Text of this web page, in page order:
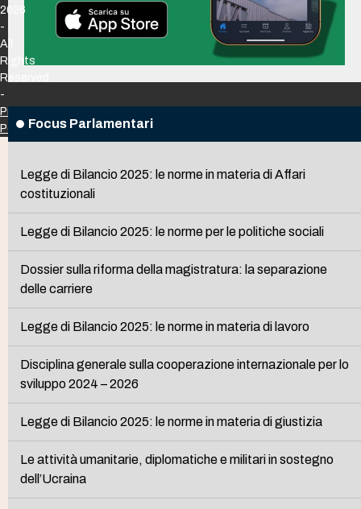
Focus Parlamentari
Legge di Bilancio 2025: le norme in materia di Affari
costituzionali
Legge di Bilancio 2025: le norme per le politiche sociali
Dossier sulla riforma della magistratura: la separazione
delle carriere
Legge di Bilancio 2025: le norme in materia di lavoro
Disciplina generale sulla cooperazione internazionale per lo
sviluppo 2024 – 2026
Legge di Bilancio 2025: le norme in materia di giustizia
Le attività umanitarie, diplomatiche e militari in sostegno
dell’Ucraina
2026
-
All
Rights
Reserved
-
Privacy
Policy